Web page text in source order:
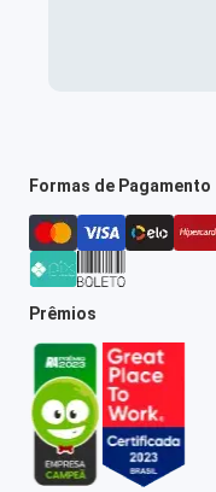
Formas de Pagamento
Prêmios